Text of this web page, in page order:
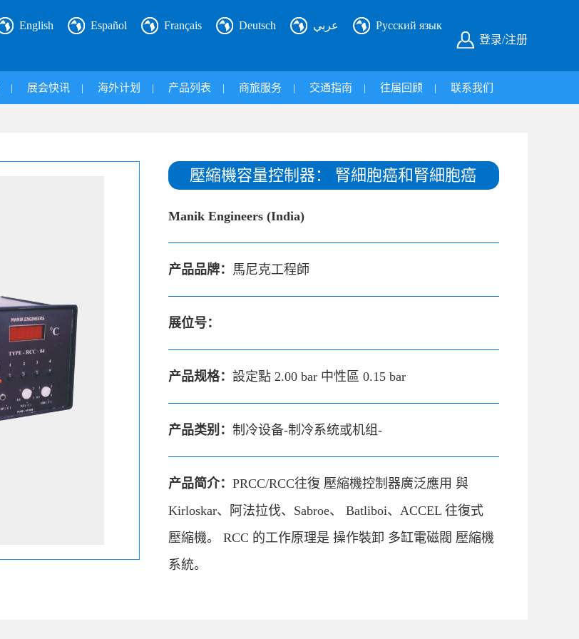
登录/注册
English Español Français Deutsch عربي Русский язык
| 展会快讯 | 海外计划 | 产品列表 | 商旅服务 | 交通指南 | 往届回顾 | 联系我们
壓縮機容量控制器： 腎細胞癌和腎細胞癌
Manik Engineers (India)
产品品牌： 馬尼克工程師
展位号：
产品规格： 設定點 2.00 bar 中性區 0.15 bar
产品类别： 制冷设备-制冷系统或机组-
产品简介： PRCC/RCC往復 壓縮機控制器廣泛應用 與
Kirloskar、阿法拉伐、Sabroe、 Batliboi、ACCEL 往復式
壓縮機。 RCC 的工作原理是 操作裝卸 多缸電磁閥 壓縮機
系統。